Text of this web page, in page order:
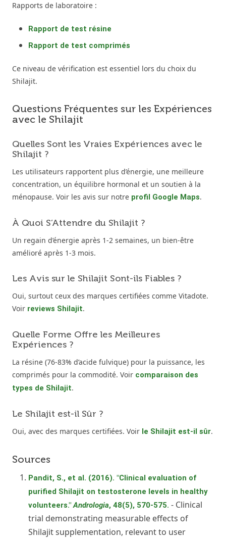
Rapports de laboratoire :
Rapport de test résine
Rapport de test comprimés
Ce niveau de vérification est essentiel lors du choix du
Shilajit.
Questions Fréquentes sur les Expériences
avec le Shilajit
Quelles Sont les Vraies Expériences avec le
Shilajit ?
Les utilisateurs rapportent plus d’énergie, une meilleure
concentration, un équilibre hormonal et un soutien à la
ménopause. Voir les avis sur notre profil Google Maps.
À Quoi S’Attendre du Shilajit ?
Un regain d’énergie après 1-2 semaines, un bien-être
amélioré après 1-3 mois.
Les Avis sur le Shilajit Sont-ils Fiables ?
Oui, surtout ceux des marques certifiées comme Vitadote.
Voir reviews Shilajit.
Quelle Forme Offre les Meilleures
Expériences ?
La résine (76-83% d’acide fulvique) pour la puissance, les
comprimés pour la commodité. Voir comparaison des
types de Shilajit.
Le Shilajit est-il Sûr ?
Oui, avec des marques certifiées. Voir le Shilajit est-il sûr.
Sources
Pandit, S., et al. (2016). "Clinical evaluation of
purified Shilajit on testosterone levels in healthy
volunteers."Andrologia, 48(5), 570-575. - Clinical
trial demonstrating measurable effects of
Shilajit supplementation, relevant to user